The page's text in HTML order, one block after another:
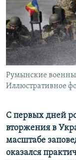
ПОБЕДИТЕЛЕЙ НЕ
ELIFBE
УКРАИНСКАЯ
ПРИСОЕДИНЯЙТЕСЬ!
Все сайты
Румынские
Иллюстративное
С первых дней
вторжения в
масштабе
оказался